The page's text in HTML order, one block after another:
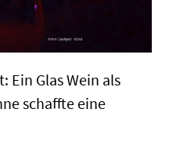
Ein Glas Wein als
schaffte eine